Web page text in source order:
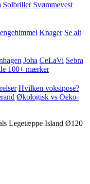
Solbriller Svømmevest
Knager Se alt
Joha CeLaVi Sebra
100+ mærker
Hvilken voksipose?
Økologisk vs Oeko-
Legetæppe Island Ø120